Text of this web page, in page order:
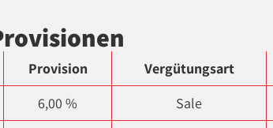
Provision Vergütungsart
6,00 % Sale